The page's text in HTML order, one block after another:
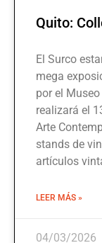
Quito:
El Surco
mega
por el
realizará el
Arte
stands de
artículos
LEER MÁS »
04/03/2026